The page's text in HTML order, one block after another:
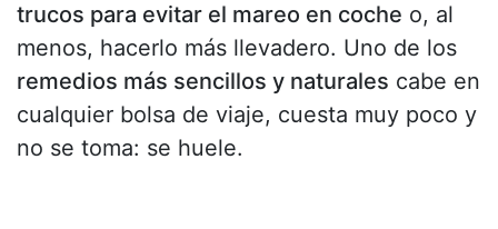
trucos para evitar el mareo en coche o, al
menos, hacerlo más llevadero. Uno de los
remedios más sencillos y naturales cabe en
cualquier bolsa de viaje, cuesta muy poco y
no se toma: se huele.